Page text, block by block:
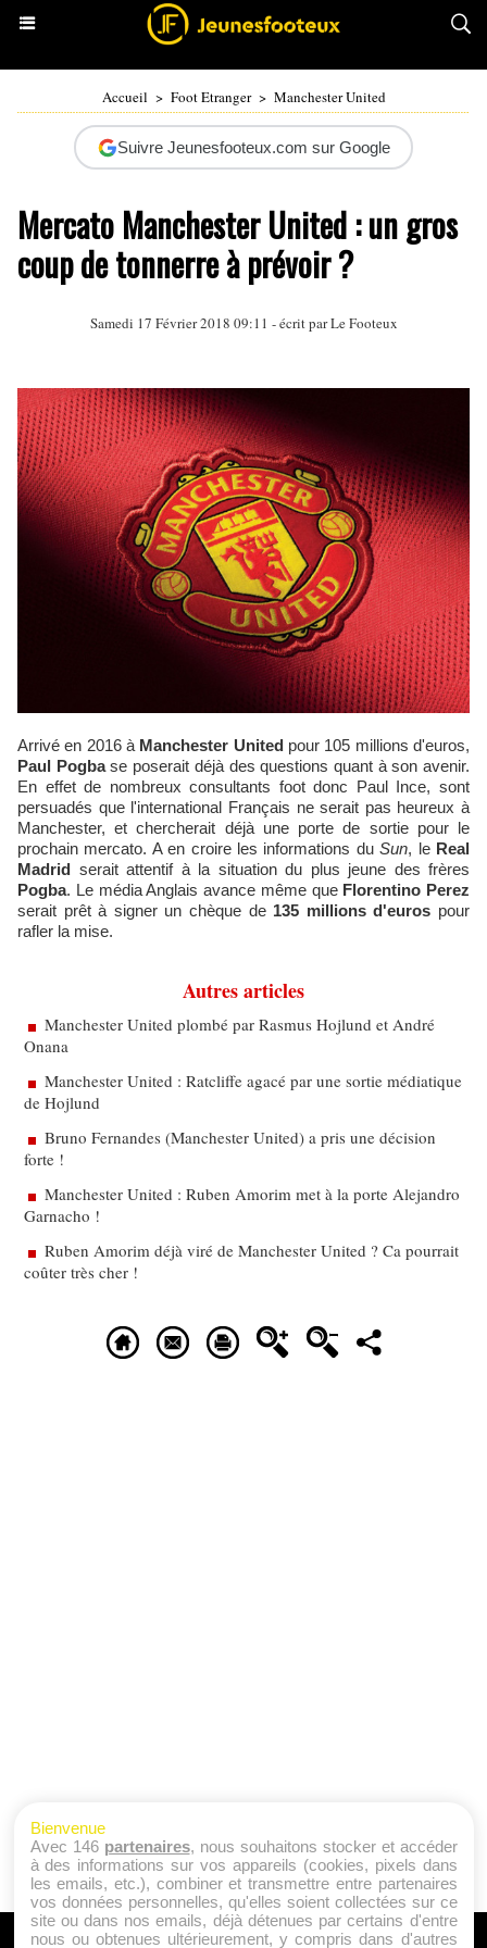
Accueil > Foot Etranger > Manchester United
Suivre Jeunesfooteux.com sur Google
Mercato Manchester United : un gros
coup de tonnerre à prévoir ?
Samedi 17 Février 2018 09:11 - écrit par Le Footeux
Arrivé en 2016 à Manchester Unitedpour 105 millions d'euros,
Paul Pogbase poserait déjà des questions quant à son avenir.
En effet de nombreux consultants foot donc Paul Ince, sont
persuadés que l'international Français ne serait pas heureux à
Manchester, et chercherait déjà une porte de sortie pour le
prochain mercato. A en croire les informations duSun, le Real
Madrid serait attentif à la situation du plus jeune des frères
Pogba. Le média Anglais avance même que Florentino Perez
serait prêt à signer un chèque de 135 millions d'euros pour
rafler la mise.
Autres articles
Manchester United plombé par Rasmus Hojlund et André
Onana
Manchester United : Ratcliffe agacé par une sortie médiatique
de Hojlund
Bruno Fernandes (Manchester United) a pris une décision
forte !
Manchester United : Ruben Amorim met à la porte Alejandro
Garnacho !
Ruben Amorim déjà viré de Manchester United ? Ca pourrait
coûter très cher !
Bienvenue
Avec 146 partenaires, nous souhaitons stocker et accéder
à des informations sur vos appareils (cookies, pixels dans
les emails, etc.), combiner et transmettre entre partenaires
vos données personnelles, qu'elles soient collectées sur ce
site ou dans nos emails, déjà détenues par certains d'entre
nous ou obtenues ultérieurement, y compris dans d'autres